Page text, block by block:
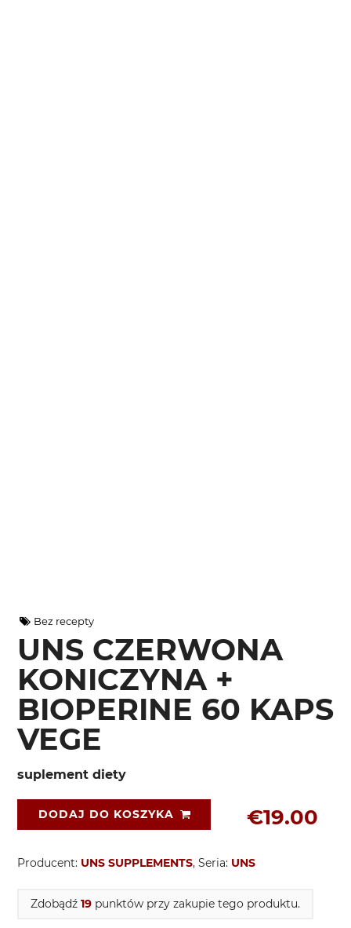
Bez recepty
UNS CZERWONA
KONICZYNA +
BIOPERINE 60 KAPS
VEGE
suplement diety
€19.00
DODAJ DO KOSZYKA
Producent: UNS SUPPLEMENTS, Seria: UNS
Zdobądź 19 punktów przy zakupie tego produktu.